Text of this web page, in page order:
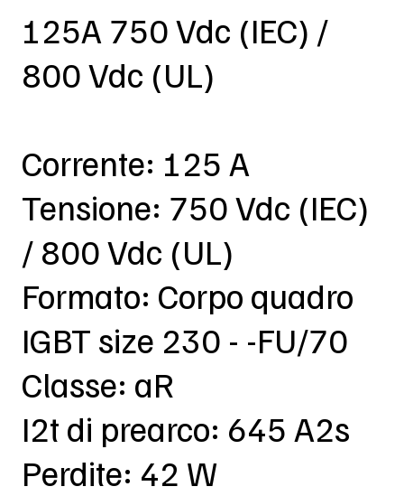
125A 750 Vdc (IEC) /
800 Vdc (UL)
Corrente: 125 A
Tensione: 750 Vdc (IEC)
/ 800 Vdc (UL)
Formato: Corpo quadro
IGBT size 230 - -FU/70
Classe: aR
I2t di prearco: 645 A2s
Perdite: 42 W